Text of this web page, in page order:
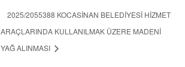
2025/2055388 KOCASİNAN BELEDİYESİ HİZMET
ARAÇLARINDA KULLANILMAK ÜZERE MADENİ
YAĞ ALINMASI